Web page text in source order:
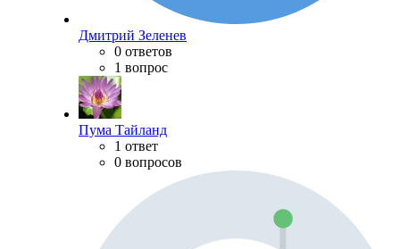
Дмитрий Зеленев
0 ответов
1 вопрос
Пума Тайланд
1 ответ
0 вопросов